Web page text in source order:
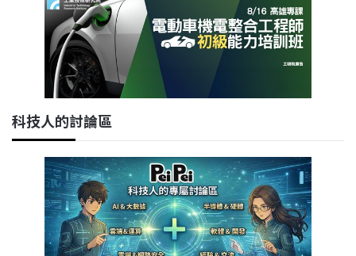
科技人的討論區